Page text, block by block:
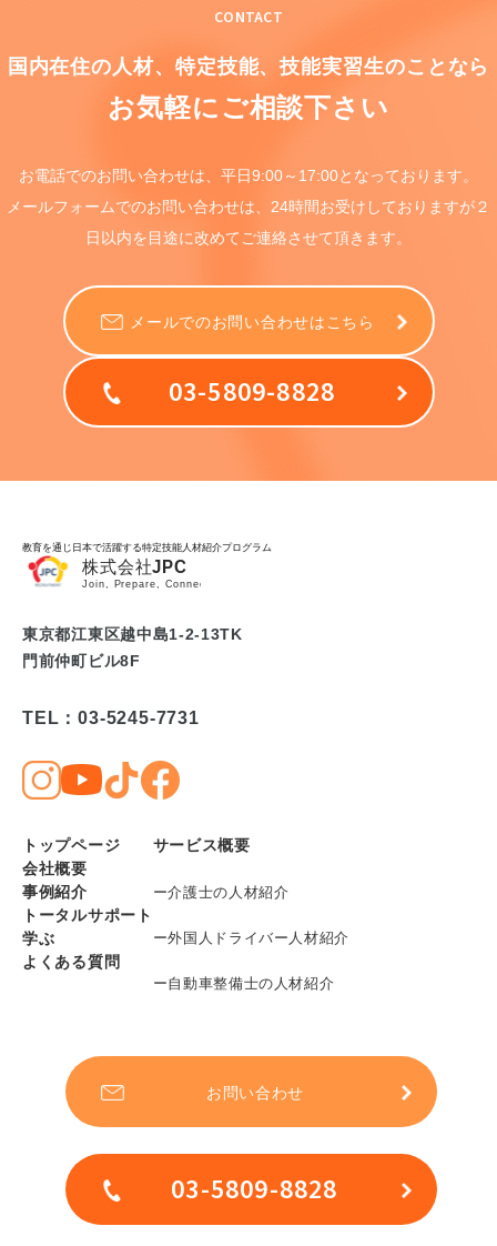
CONTACT
国内在住の人材、特定技能、技能実習生のことなら
お気軽にご相談下さい
お電話でのお問い合わせは、 平日9:00～17:00となっております。
メールフォームでのお問い合わせは、 24時間お受けしておりますが２
日以内を目途に改めてご連絡させて頂きます。
メールでのお問い合わせはこちら
03-5809-8828
教育を通じ日本で活躍する特定技能人材紹介プログラム
東京都江東区越中島1-2-13TK
門前仲町ビル8F
TEL：03-5245-7731
トップページ
会社概要
事例紹介
トータルサポート
学ぶ
よくある質問
サービス概要
ー介護士の人材紹介
ー外国人ドライバー人材紹介
ー自動車整備士の人材紹介
お問い合わせ
03-5809-8828